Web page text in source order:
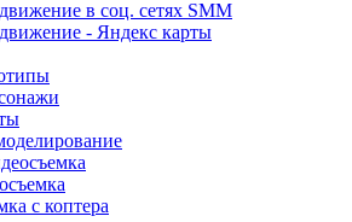
в соц. сетях SMM
- Яндекс карты
с коптера